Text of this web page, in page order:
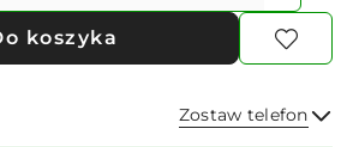
koszyka
Zostaw telefon